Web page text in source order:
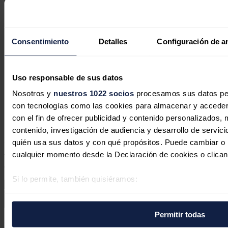
Consentimiento Detalles Configuración de
Uso responsable de sus datos
Nosotros y nuestros 1022 sociosprocesamos sus datos
con tecnologías como las cookies para almacenar y
con el fin de ofrecer publicidad y contenido personalizados,
contenido, investigación de audiencia y desarrollo de
quién usa sus datos y con qué propósitos. Puede cambiar
cualquier momento desde la Declaración de cookies o
Si lo permite, también quisiéramos:
Identificar su dispositivo analizándolo activamente
Permitir todas
El barril de Brent cae un 8,7%, a
entre EEUU e Irán
Redacción27/07/2026
No hay comentarios
Deja tu comentario
Tu dirección de correo electrónico no será publicada. Todos los
Este sitio web está protegido por reCAPTCHA y laPolítica de
privacidad